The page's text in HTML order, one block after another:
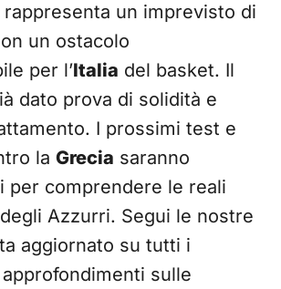
rappresenta un imprevisto di
un ostacolo
per l’Italia del basket. Il
dato prova di solidità e
I prossimi test e
la Grecia saranno
per comprendere le reali
Azzurri. Segui le nostre
aggiornato su tutti i
sulle